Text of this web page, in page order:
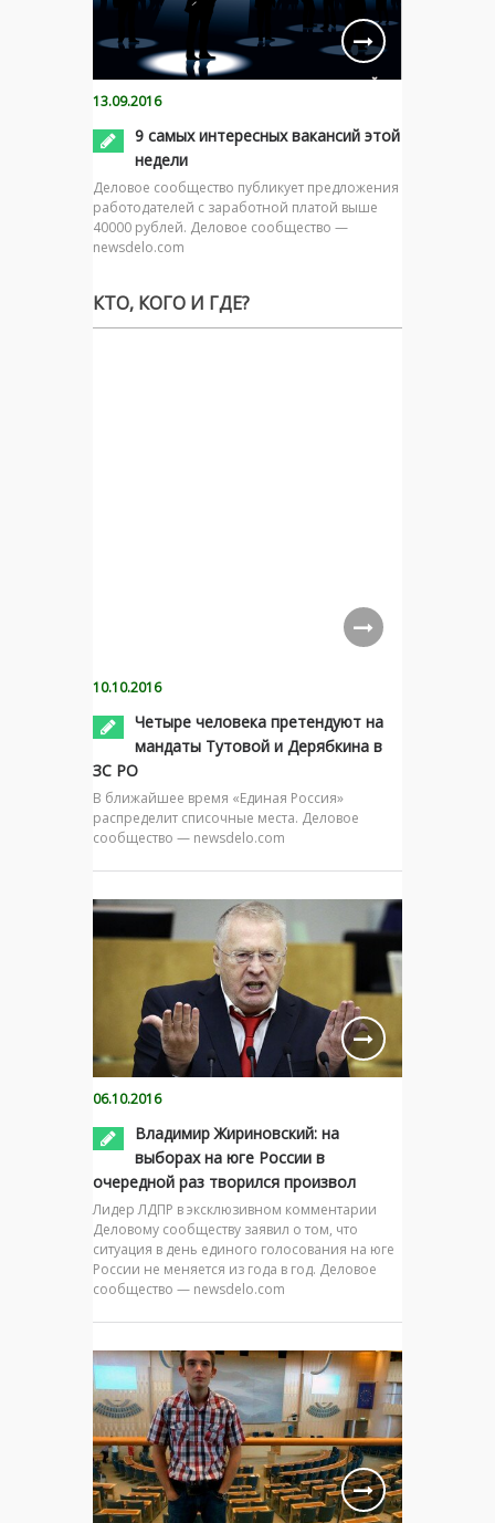
13.09.2016
9 самых интересных вакансий этой
недели
Деловое сообщество публикует предложения
работодателей с заработной платой выше
40000 рублей. Деловое сообщество —
newsdelo.com
КТО, КОГО И ГДЕ?
10.10.2016
Четыре человека претендуют на
мандаты Тутовой и Дерябкина в
ЗС РО
В ближайшее время «Единая Россия»
распределит списочные места. Деловое
сообщество — newsdelo.com
06.10.2016
Владимир Жириновский: на
выборах на юге России в
очередной раз творился произвол
Лидер ЛДПР в эксклюзивном комментарии
Деловому сообществу заявил о том, что
ситуация в день единого голосования на юге
России не меняется из года в год. Деловое
сообщество — newsdelo.com